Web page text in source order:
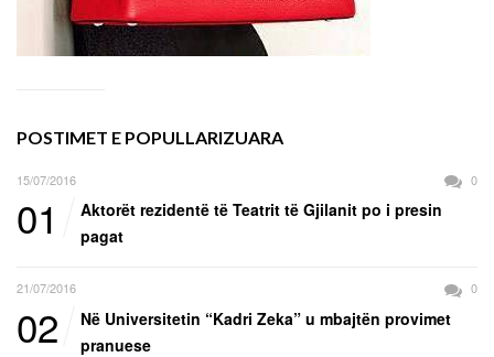
POSTIMET E POPULLARIZUARA
15/07/2016 0
01
Aktorët rezidentë të Teatrit të Gjilanit po i presin
pagat
21/07/2016 0
02
Në Universitetin “Kadri Zeka” u mbajtën provimet
pranuese